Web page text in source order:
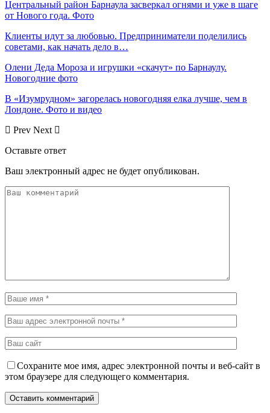
Центральный район Барнаула засверкал огнями и уже в шаге
от Нового года. Фото
Клиенты идут за любовью. Предприниматели поделились
советами, как начать дело в…
Олени Деда Мороза и игрушки «скачут» по Барнаулу.
Новогодние фото
В «Изумрудном» загорелась новогодняя елка лучше, чем в
Лондоне. Фото и видео
Prev Next
Оставьте ответ
Ваш электронный адрес не будет опубликован.
Сохраните мое имя, адрес электронной почты и веб-сайт в
этом браузере для следующего комментария.